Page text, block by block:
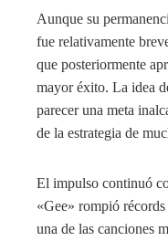
Aunque su
fue relativamente
que posteriormente
mayor éxito. La idea
parecer una meta
de la estrategia de
El impulso continuó
«Gee» rompió
una de las canciones